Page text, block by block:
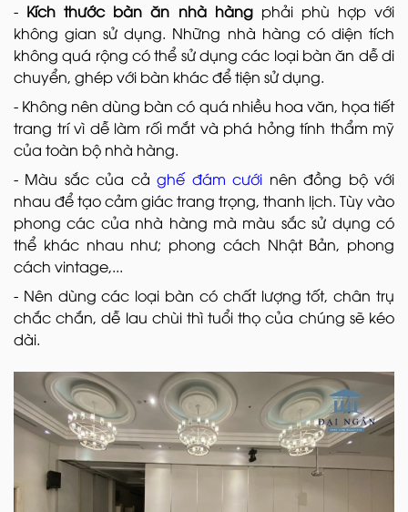
- Kích thước bàn ăn nhà hàng phải phù hợp với
không gian sử dụng. Những nhà hàng có diện tích
không quá rộng có thể sử dụng các loại bàn ăn dễ di
chuyển, ghép với bàn khác để tiện sử dụng.
- Không nên dùng bàn có quá nhiều hoa văn, họa tiết
trang trí vì dễ làm rối mắt và phá hỏng tính thẩm mỹ
của toàn bộ nhà hàng.
- Màu sắc của cảghế đám cưới nên đồng bộ với
nhau để tạo cảm giác trang trọng, thanh lịch. Tùy vào
phong các của nhà hàng mà màu sắc sử dụng có
thể khác nhau như; phong cách Nhật Bản, phong
cách vintage,...
- Nên dùng các loại bàn có chất lượng tốt, chân trụ
chắc chắn, dễ lau chùi thì tuổi thọ của chúng sẽ kéo
dài.